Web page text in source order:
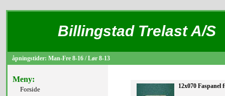
Billingstad Trelast A/S
åpningstider: Man-Fre 8-16 / Lør 8-13
Meny:
Forside
12x070 Faspanel